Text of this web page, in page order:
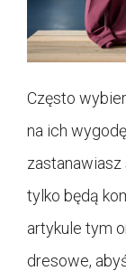
Często
na ich
tylko będą
artykule tym
dresowe,